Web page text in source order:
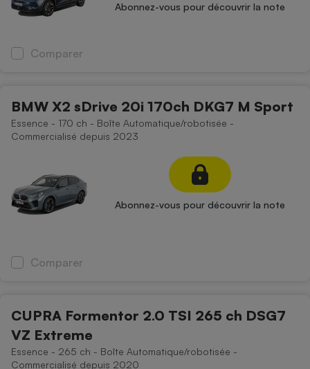
Abonnez-vous pour découvrir la note
Comparer
BMW X2 sDrive 20i 170ch DKG7 M Sport
Essence - 170 ch - Boîte Automatique/robotisée -
Commercialisé depuis 2023
Abonnez-vous pour découvrir la note
Comparer
CUPRA Formentor 2.0 TSI 265 ch DSG7
VZ Extreme
Essence - 265 ch - Boîte Automatique/robotisée -
Commercialisé depuis 2020